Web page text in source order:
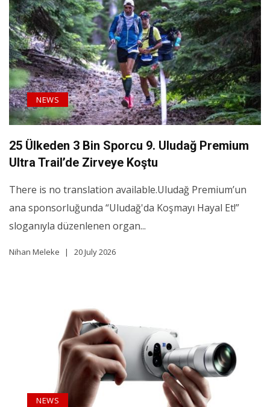
NEWS
25 Ülkeden 3 Bin Sporcu 9. Uludağ Premium
Ultra Trail’de Zirveye Koştu
There is no translation available.Uludağ Premium’un
ana sponsorluğunda “Uludağ'da Koşmayı Hayal Et!”
sloganıyla düzenlenen organ...
Nihan Meleke 20 July 2026
NEWS